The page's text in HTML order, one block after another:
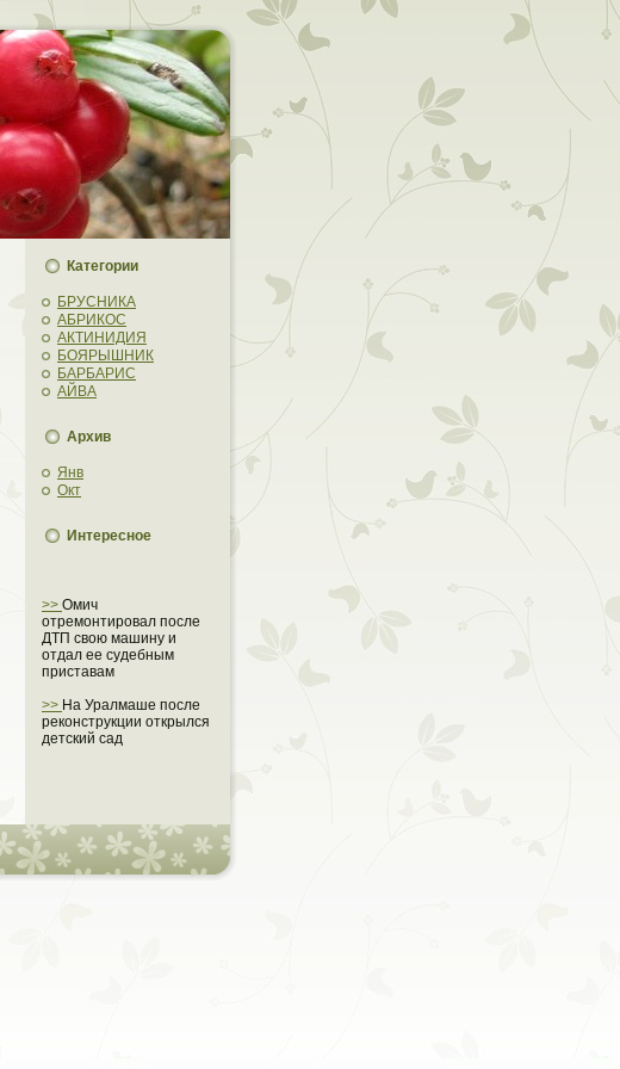
Категории
БРУСНИКА
АБРИКОС
АКТИНИДИЯ
БОЯРЫШНИК
БАРБАРИС
АЙВА
Архив
Янв
Окт
Интересное
>> Омич
отремонтировал после
ДТП свою машину и
отдал ее судебным
приставам
>> На Уралмаше после
реконструкции открылся
детский сад